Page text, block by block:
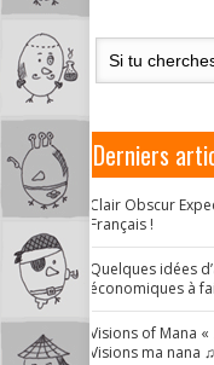
Derniers
Clair Obscur
Français !
Quelques idées
économiques à
Visions of Mana
Visions ma nana